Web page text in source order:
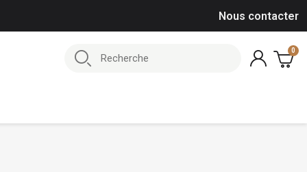
Nous contacter